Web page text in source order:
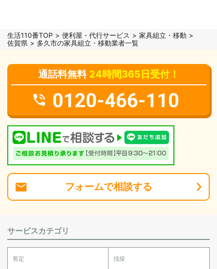
生活110番TOP 便利屋・代行サービス
家具組立・移動
佐賀県
多久市の家具組立・移動業者一覧
通話料無料 24時間365日受付！
0120-466-110
フォームで相談する
サービスカテゴリ
剪定 伐採